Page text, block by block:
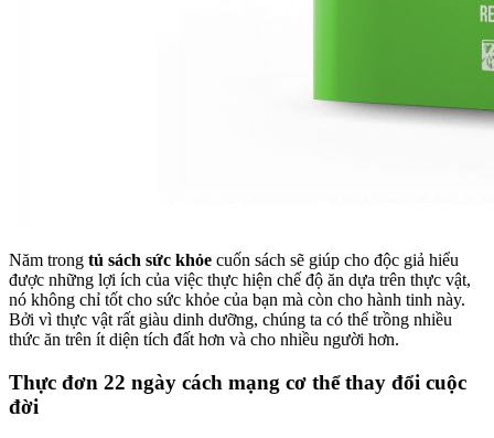
Năm trong tủ sách sức khỏe cuốn sách sẽ giúp cho độc giả hiểu
được những lợi ích của việc thực hiện chế độ ăn dựa trên thực vật,
nó không chỉ tốt cho sức khỏe của bạn mà còn cho hành tinh này.
Bởi vì thực vật rất giàu dinh dưỡng, chúng ta có thể trồng nhiều
thức ăn trên ít diện tích đất hơn và cho nhiều người hơn.
Thực đơn 22 ngày cách mạng cơ thể thay đổi cuộc
đời